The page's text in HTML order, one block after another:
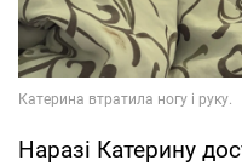
Наразі Катерину